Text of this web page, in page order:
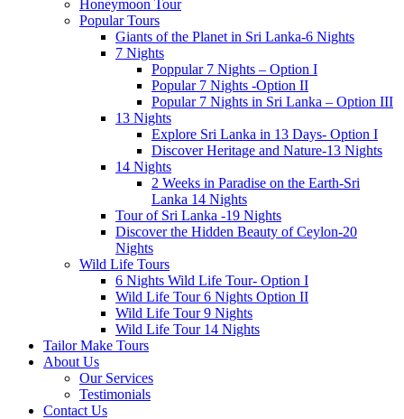
Honeymoon Tour
Popular Tours
Giants of the Planet in Sri Lanka-6 Nights
7 Nights
Poppular 7 Nights – Option I
Popular 7 Nights -Option II
Popular 7 Nights in Sri Lanka – Option III
13 Nights
Explore Sri Lanka in 13 Days- Option I
Discover Heritage and Nature-13 Nights
14 Nights
2 Weeks in Paradise on the Earth-Sri
Lanka 14 Nights
Tour of Sri Lanka -19 Nights
Discover the Hidden Beauty of Ceylon-20
Nights
Wild Life Tours
6 Nights Wild Life Tour- Option I
Wild Life Tour 6 Nights Option II
Wild Life Tour 9 Nights
Wild Life Tour 14 Nights
Tailor Make Tours
About Us
Our Services
Testimonials
Contact Us